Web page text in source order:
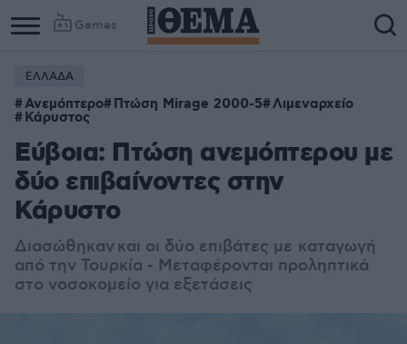
Games
ΕΛΛΑΔΑ
Ανεμόπτερο Πτώση Mirage 2000-5 Λιμεναρχείο
Κάρυστος
Εύβοια: Πτώση ανεμόπτερου με
δύο επιβαίνοντες στην
Κάρυστο
Διασώθηκαν και οι δύο επιβάτες με καταγωγή
από την Τουρκία - Μεταφέρονται προληπτικά
στο νοσοκομείο για εξετάσεις